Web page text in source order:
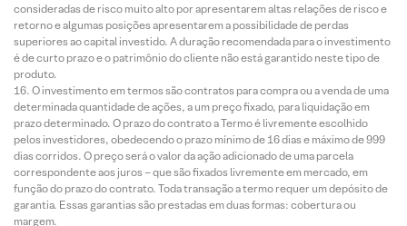
consideradas de risco muito alto por apresentarem altas relações de risco e
retorno e algumas posições apresentarem a possibilidade de perdas
superiores ao capital investido. A duração recomendada para o investimento
é de curto prazo e o patrimônio do cliente não está garantido neste tipo de
produto.
O investimento em termos são contratos para compra ou a venda de uma
determinada quantidade de ações, a um preço fixado, para liquidação em
prazo determinado. O prazo do contrato a Termo é livremente escolhido
pelos investidores, obedecendo o prazo mínimo de 16 dias e máximo de 999
dias corridos. O preço será o valor da ação adicionado de uma parcela
correspondente aos juros – que são fixados livremente em mercado, em
função do prazo do contrato. Toda transação a termo requer um depósito de
garantia. Essas garantias são prestadas em duas formas: cobertura ou
margem.